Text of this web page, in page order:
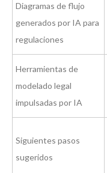
Diagramas de flujo
generados por IA para
regulaciones
Herramientas de
modelado legal
impulsadas por IA
Siguientes pasos
sugeridos